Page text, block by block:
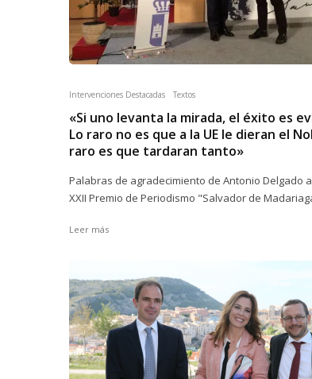
Intervenciones Destacadas Textos
«Si uno levanta la mirada, el éxito es
Lo raro no es que a la UE le dieran el
raro es que tardaran tanto»
Palabras de agradecimiento de Antonio Delgado
XXII Premio de Periodismo "Salvador de
Leer más